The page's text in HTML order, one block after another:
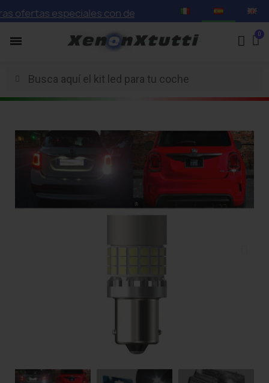
especiales con descuentos de hasta el 75%